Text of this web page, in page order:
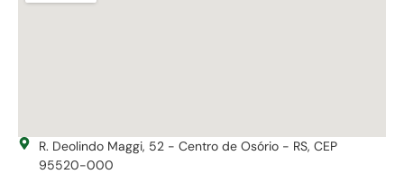
R. Deolindo Maggi, 52 - Centro de Osório - RS, CEP
95520-000